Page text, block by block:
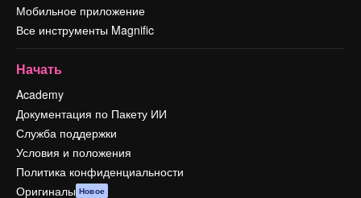
Мобильное приложение
Все инструменты Magnific
Начать
Academy
Документация по Пакету ИИ
Служба поддержки
Условия и положения
Политика конфиденциальности
Оригиналы Новое